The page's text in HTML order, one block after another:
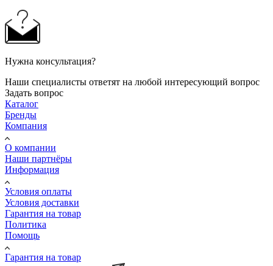
Нужна консультация?
Наши специалисты ответят на любой интересующий вопрос
Задать вопрос
Каталог
Бренды
Компания
О компании
Наши партнёры
Информация
Условия оплаты
Условия доставки
Гарантия на товар
Политика
Помощь
Гарантия на товар